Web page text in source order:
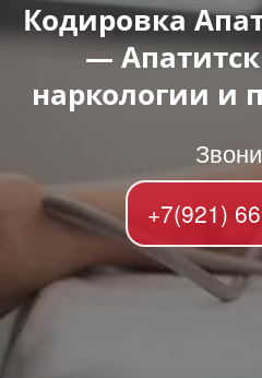
Кодировка
—
наркологии и
+7(921)